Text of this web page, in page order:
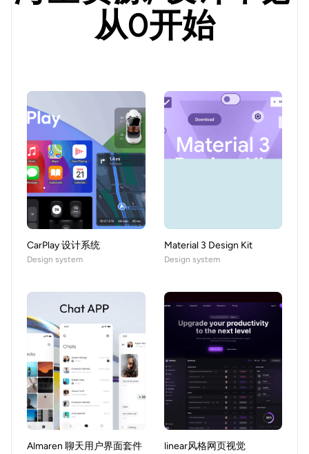
从0开始
CarPlay 设计系统
Design system
Material 3 Design Kit
Design system
Almaren 聊天用户界面套件 linear风格网页视觉